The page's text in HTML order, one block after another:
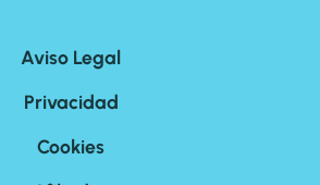
Aviso Legal
Privacidad
Cookies